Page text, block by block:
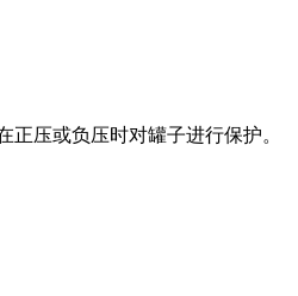
压或负压时对罐子进行保护。